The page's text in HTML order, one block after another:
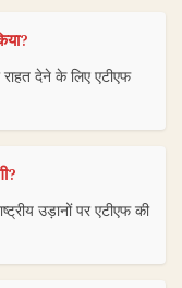
देने के लिए एटीएफ
उड़ानों पर एटीएफ की